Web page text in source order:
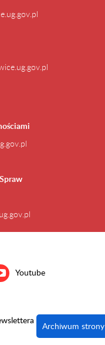
Youtube
Archiwum strony